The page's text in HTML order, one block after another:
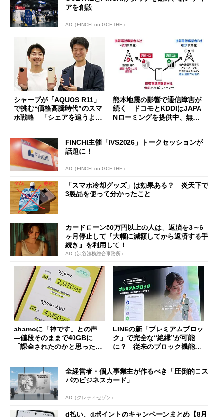
アを創設
AD（FINCHI on GOETHE）
シャープが「AQUOS R11」
で挑む“価格高騰時代”のスマ
ホ戦略 「シェアを追うより
熊本地震の影響で通信障害が
続く ドコモとKDDIはJAPA
Nローミングを提供中、無料
FINCHI主催「IVS2026」トークセッションが
話題に！
AD（FINCHI on GOETHE）
「スマホ冷却グッズ」は効果ある？ 炎天下で
3製品を使って分かったこと
カードローン50万円以上の人は、返済を3～6
ヶ月停止して『大幅に減額してから返済する手
続き』を利用して！
AD（渋谷法務総合事務所）
ahamoに「神です」との声―
―値段そのままで40GBに
「課金されたのかと思った」
LINEの新「プレミアムブロッ
ク」で完全な“絶縁”が可能
に？ 従来のブロック機能と
全経営者・個人事業主が作るべき「圧倒的コス
パのビジネスカード」
AD（クレディセゾン）
d払い、dポイントのキャンペーンまとめ【8月